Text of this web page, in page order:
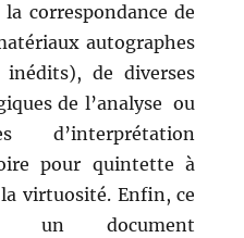
correspondance de
autographes
inédits), de diverses
de l’analyse ou
d’interprétation
pour quintette à
virtuosité. Enfin, ce
un document